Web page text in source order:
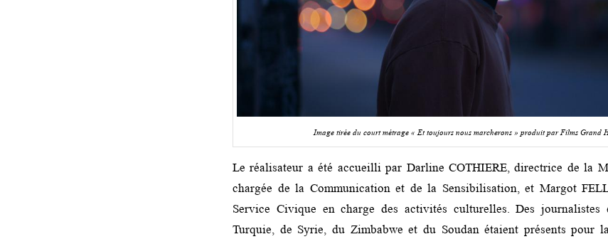
Image tirée du court métrage « Et toujours nous marcherons » produit par Films Grand
Le réalisateur a été accueilli par Darline COTHIERE, directrice de la
chargée de la Communication et de la Sensibilisation, et Margot
Service Civique en charge des activités culturelles. Des
Turquie, de Syrie, du Zimbabwe et du Soudan étaient présents pour